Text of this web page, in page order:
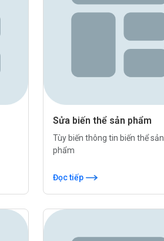
Sửa biến thể sản phẩm
Tùy biến thông tin biến thể sản
phẩm
Đọc tiếp